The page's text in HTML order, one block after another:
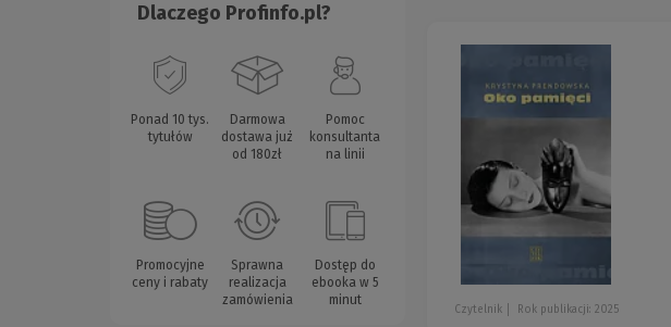
Dlaczego Profinfo.pl?
Ponad 10 tys.
tytułów
Darmowa
dostawa już
od 180zł
Pomoc
konsultanta
na linii
Promocyjne
ceny i rabaty
Sprawna
realizacja
zamówienia
Dostęp do
ebooka w 5
minut
Czytelnik Rok publikacji: 2025